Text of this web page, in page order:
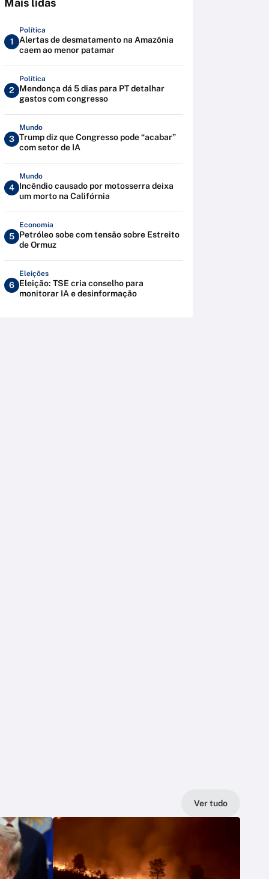
Mais lidas
1
Política
Alertas de desmatamento na Amazônia
caem ao menor patamar
2
Política
Mendonça dá 5 dias para PT detalhar
gastos com congresso
3
Mundo
Trump diz que Congresso pode “acabar”
com setor de IA
4
Mundo
Incêndio causado por motosserra deixa
um morto na Califórnia
5
Economia
Petróleo sobe com tensão sobre Estreito
de Ormuz
6
Eleições
Eleição: TSE cria conselho para
monitorar IA e desinformação
Ver tudo